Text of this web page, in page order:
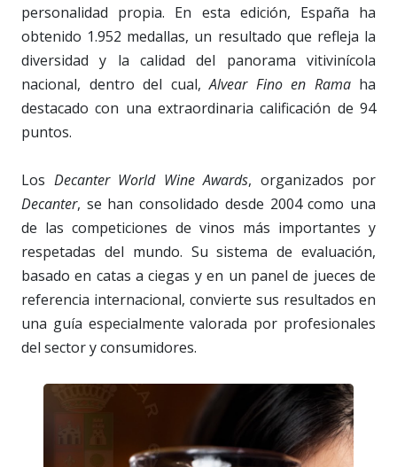
personalidad propia. En esta edición, España ha
obtenido 1.952 medallas, un resultado que refleja la
diversidad y la calidad del panorama vitivinícola
nacional, dentro del cual,Alvear Fino en Ramaha
destacado con una extraordinaria calificación de 94
puntos.
Los Decanter World Wine Awards, organizados por
Decanter, se han consolidado desde 2004 como una
de las competiciones de vinos más importantes y
respetadas del mundo. Su sistema de evaluación,
basado en catas a ciegas y en un panel de jueces de
referencia internacional, convierte sus resultados en
una guía especialmente valorada por profesionales
del sector y consumidores.